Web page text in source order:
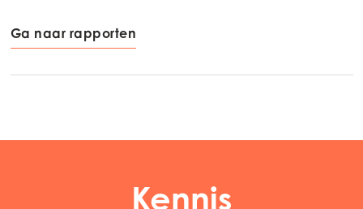
Mowi Czechia (EN)
Mowi Faroe Islands
Mowi Germany
Ga naar rapporten
Kennis